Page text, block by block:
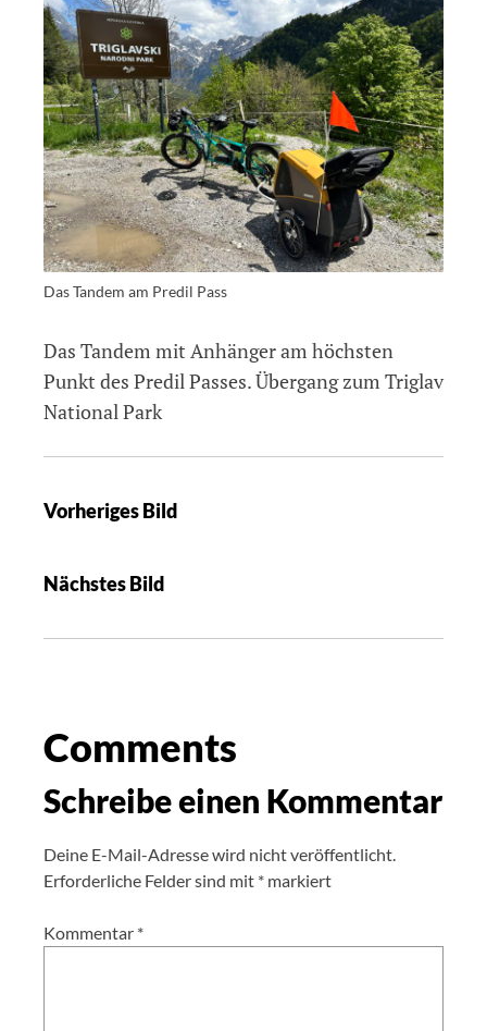
Das Tandem am Predil Pass
Das Tandem mit Anhänger am höchsten
Punkt des Predil Passes. Übergang zum Triglav
National Park
Vorheriges Bild
Nächstes Bild
Comments
Schreibe einen Kommentar
Deine E-Mail-Adresse wird nicht veröffentlicht.
Erforderliche Felder sind mit * markiert
Kommentar *